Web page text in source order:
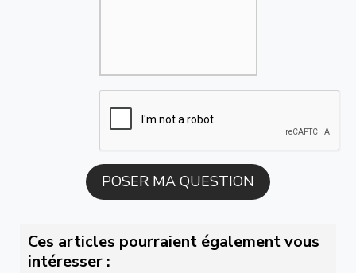
Ces articles pourraient également vous
intéresser :